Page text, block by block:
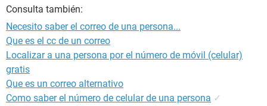
Consulta también:
Necesito saber el correo de una persona...
Que es el cc de un correo
Localizar a una persona por el número de móvil (celular)
gratis
Que es un correo alternativo
Como saber el número de celular de una persona ✓